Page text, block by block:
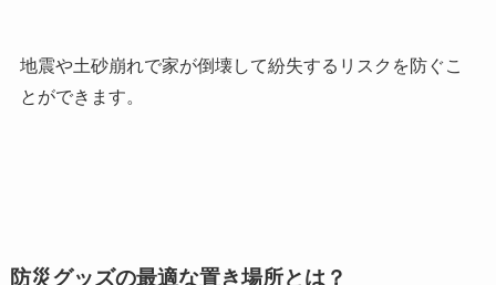
地震や土砂崩れで家が倒壊して紛失するリスクを防ぐこ
とができます。
防災グッズの最適な置き場所とは？